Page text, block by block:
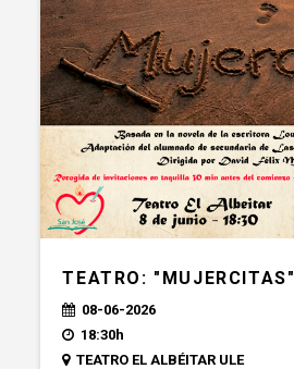
TEATRO: "MUJERCITAS"
08-06-2026
18:30h
TEATRO EL ALBÉITAR ULE